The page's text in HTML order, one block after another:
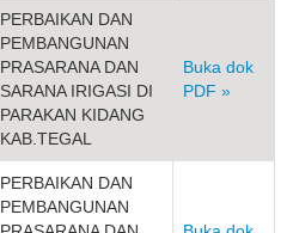
PERBAIKAN DAN
PEMBANGUNAN
PRASARANA DAN
SARANA IRIGASI DI
PARAKAN KIDANG
KAB.TEGAL
Buka dok
PDF »
PERBAIKAN DAN
PEMBANGUNAN